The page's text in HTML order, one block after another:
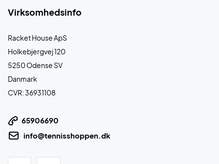
Virksomhedsinfo
Racket House ApS
Holkebjergvej 120
5250 Odense SV
Danmark
CVR: 36931108
65906690
info@tennisshoppen.dk